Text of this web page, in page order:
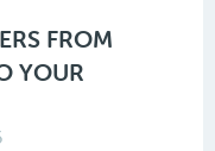
FROM
YOUR